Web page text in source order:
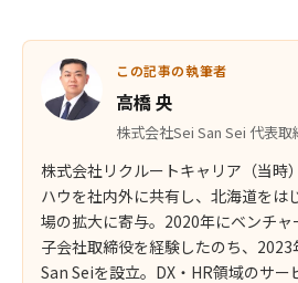
この記事の執筆者
高橋 央
株式会社Sei San Sei 代表取
株式会社リクルートキャリア（当時
ハウを社内外に共有し、北海道をは
場の拡大に寄与。2020年にベンチャ
子会社取締役を経験したのち、
San Seiを設立。DX・HR領域のサー